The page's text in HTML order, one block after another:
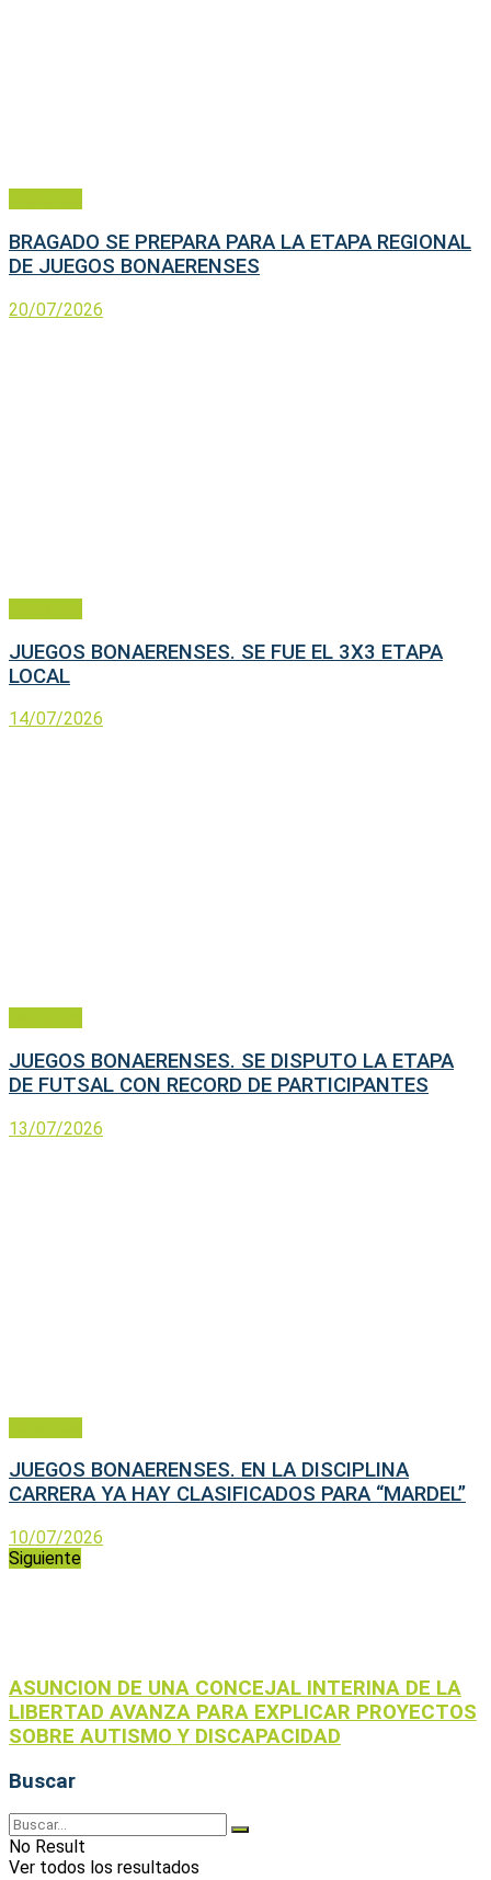
BRAGADO SE PREPARA PARA LA ETAPA REGIONAL
DE JUEGOS BONAERENSES
20/07/2026
JUEGOS BONAERENSES. SE FUE EL 3X3 ETAPA
LOCAL
14/07/2026
JUEGOS BONAERENSES. SE DISPUTO LA ETAPA
DE FUTSAL CON RECORD DE PARTICIPANTES
13/07/2026
JUEGOS BONAERENSES. EN LA DISCIPLINA
CARRERA YA HAY CLASIFICADOS PARA “MARDEL”
10/07/2026
Siguiente
ASUNCION DE UNA CONCEJAL INTERINA DE LA
LIBERTAD AVANZA PARA EXPLICAR PROYECTOS
SOBRE AUTISMO Y DISCAPACIDAD
Buscar
No Result
Ver todos los resultados